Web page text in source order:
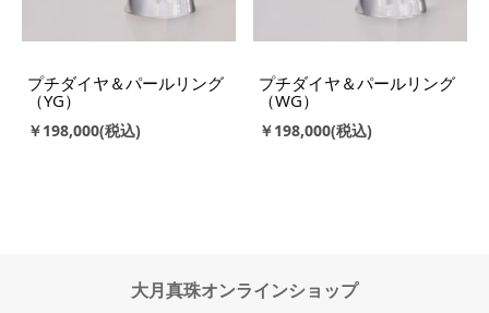
プチダイヤ＆パールリング
（YG）
￥198,000
プチダイヤ＆パールリング
（WG）
￥198,000
大月真珠オンラインショップ